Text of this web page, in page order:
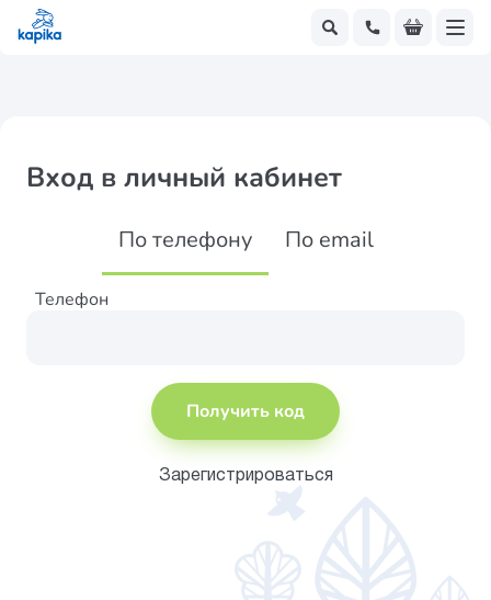
Вход в личный кабинет
По телефону По email
Телефон
Получить код
Зарегистрироваться